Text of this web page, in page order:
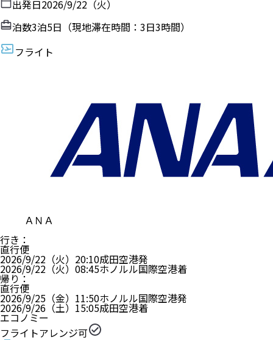
出発日2026/9/22（火）
泊数3泊5日（現地滞在時間： 3日3時間）
フライト
ＡＮＡ
行き ：
直行便
2026/9/22（火） 20:10成田空港発
2026/9/22（火） 08:45ホノルル国際空港着
帰り ：
直行便
2026/9/25（金） 11:50ホノルル国際空港発
2026/9/26（土） 15:05成田空港着
エコノミー
フライトアレンジ可